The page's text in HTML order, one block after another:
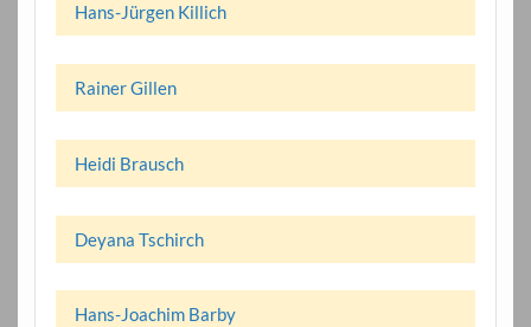
Hans-Jürgen Killich
Rainer Gillen
Heidi Brausch
Deyana Tschirch
Hans-Joachim Barby